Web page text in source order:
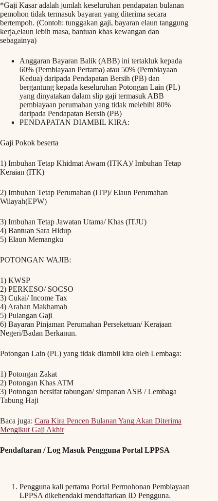
*Gaji Kasar adalah jumlah keseluruhan pendapatan bulanan
pemohon tidak termasuk bayaran yang diterima secara
bertempoh. (Contoh: tunggakan gaji, bayaran elaun tanggung
kerja,elaun lebih masa, bantuan khas kewangan dan
sebagainya)
Anggaran Bayaran Balik (ABB) ini tertakluk kepada
60% (Pembiayaan Pertama) atau 50% (Pembiayaan
Kedua) daripada Pendapatan Bersih (PB) dan
bergantung kepada keseluruhan Potongan Lain (PL)
yang dinyatakan dalam slip gaji termasuk ABB
pembiayaan perumahan yang tidak melebihi 80%
daripada Pendapatan Bersih (PB)
PENDAPATAN DIAMBIL KIRA:
Gaji Pokok beserta
1) Imbuhan Tetap Khidmat Awam (ITKA)/ Imbuhan Tetap
Keraian (ITK)
2) Imbuhan Tetap Perumahan (ITP)/ Elaun Perumahan
Wilayah(EPW)
3) Imbuhan Tetap Jawatan Utama/ Khas (ITJU)
4) Bantuan Sara Hidup
5) Elaun Memangku
POTONGAN WAJIB:
1) KWSP
2) PERKESO/ SOCSO
3) Cukai/ Income Tax
4) Arahan Makhamah
5) Pulangan Gaji
6) Bayaran Pinjaman Perumahan Perseketuan/ Kerajaan
Negeri/Badan Berkanun.
Potongan Lain (PL) yang tidak diambil kira oleh Lembaga:
1) Potongan Zakat
2) Potongan Khas ATM
3) Potongan bersifat tabungan/ simpanan ASB / Lembaga
Tabung Haji
Baca juga: Cara Kira Pencen Bulanan Yang Akan Diterima
Mengikut Gaji Akhir
Pendaftaran / Log Masuk Pengguna Portal LPPSA
Pengguna kali pertama Portal Permohonan Pembiayaan
LPPSA dikehendaki mendaftarkan ID Pengguna.